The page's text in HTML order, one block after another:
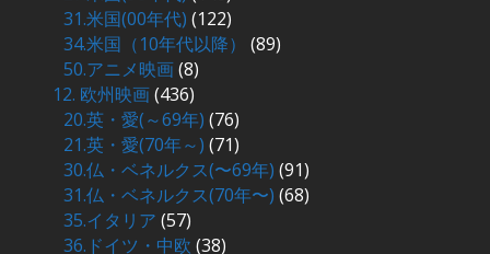
31.米国(00年代) (122)
34.米国（10年代以降）
(89)
50.アニメ映画(8)
12. 欧州映画(436)
20.英・愛(～69年) (76)
21.英・愛(70年～) (71)
30.仏・ベネルクス(〜69年) (91)
31.仏・ベネルクス(70年〜) (68)
35.イタリア (57)
36.ドイツ・中欧 (38)